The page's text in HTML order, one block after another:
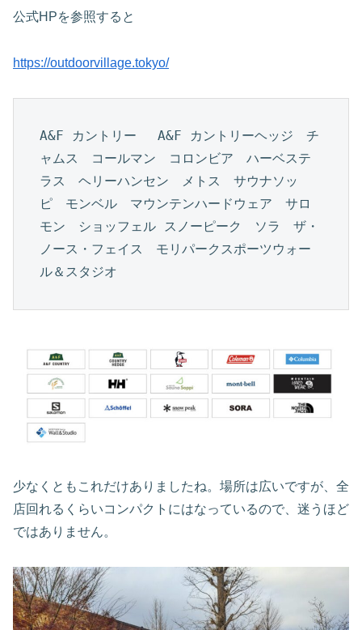
公式HPを参照すると
https://outdoorvillage.tokyo/
A&F カントリー 　A&F カントリーヘッジ　チ
ャムス　コールマン　コロンビア　ハーベステ
ラス　ヘリーハンセン　メトス　サウナソッ
ピ　モンベル　マウンテンハードウェア　サロ
モン　ショッフェル スノーピーク　ソラ　ザ・
ノース・フェイス　モリパークスポーツウォー
ル＆スタジオ
少なくともこれだけありましたね。場所は広いですが、全
店回れるくらいコンパクトにはなっているので、迷うほど
ではありません。